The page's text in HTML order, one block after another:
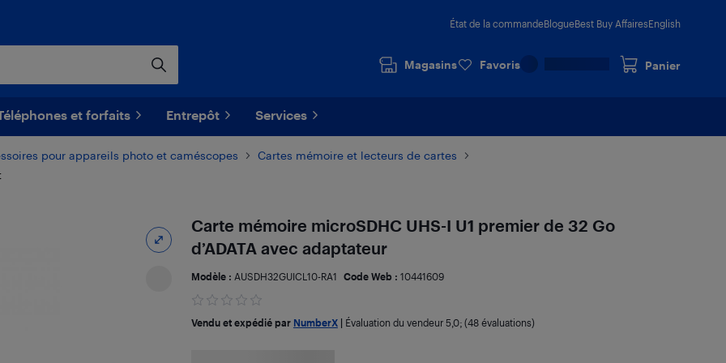
État de la commandeBlogueBest Buy AffairesEnglish
Magasins Favoris Panier
et forfaits Entrepôt Services
pour appareils photo et caméscopes
Cartes mémoire et lecteurs de cartes
Carte mémoire microSDHC UHS-I U1 premier de 32 Go
d’ADATA avec adaptateur
Modèle : AUSDH32GUICL10-RA1 Code Web : 10441609
Vendu et expédié par NumberX| Évaluation du vendeur 5,0; (48 évaluations)